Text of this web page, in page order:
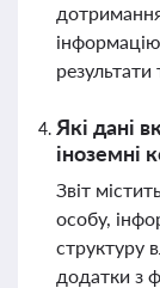
результати
Які дані
іноземні
Звіт
особу,
структуру
додатки з